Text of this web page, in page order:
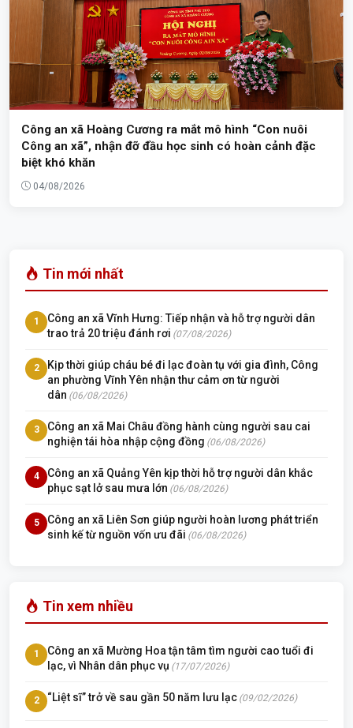
Công an xã Hoàng Cương ra mắt mô hình “Con nuôi
Công an xã”, nhận đỡ đầu học sinh có hoàn cảnh đặc
biệt khó khăn
04/08/2026
Tin mới nhất
1
Công an xã Vĩnh Hưng: Tiếp nhận và hỗ trợ người dân
trao trả 20 triệu đánh rơi (07/08/2026)
2
Kịp thời giúp cháu bé đi lạc đoàn tụ với gia đình, Công
an phường Vĩnh Yên nhận thư cảm ơn từ người
dân (06/08/2026)
3
Công an xã Mai Châu đồng hành cùng người sau cai
nghiện tái hòa nhập cộng đồng (06/08/2026)
4
Công an xã Quảng Yên kịp thời hỗ trợ người dân khắc
phục sạt lở sau mưa lớn (06/08/2026)
5
Công an xã Liên Sơn giúp người hoàn lương phát triển
sinh kế từ nguồn vốn ưu đãi (06/08/2026)
Tin xem nhiều
1
Công an xã Mường Hoa tận tâm tìm người cao tuổi đi
lạc, vì Nhân dân phục vụ (17/07/2026)
2 “Liệt sĩ” trở về sau gần 50 năm lưu lạc (09/02/2026)